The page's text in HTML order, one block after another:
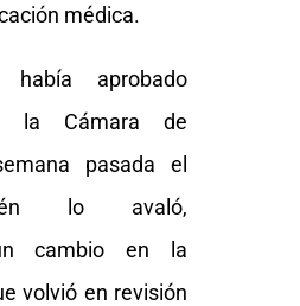
médica.
aprobado
la Cámara de
pasada el
lo avaló,
cambio en la
volvió en revisión